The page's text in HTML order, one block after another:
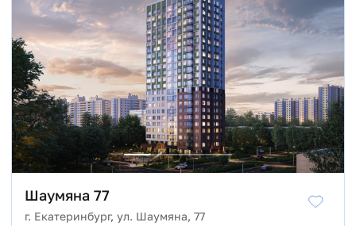
недостатков жилья в самом центре – шума и суеты,
постоянных пробок и проблем с парковками.
Архитектура
Внешний облик проекта «mART» необычен для
Екатеринбурга. Ключевые мотивы архитектуры нового
пространства – современность и благородство. Чистые
грани фасадов выводят всю композицию вверх. Вставки
благородного синего цвета делают дом ярким, но не
кричащим, а законченность цветовой палитре придают
легкие бронзовые вкрапления. Восхищает и форма дома,
действительности же представляющая собой
классическую огранку драгоценных камней. Роскошь
Шаумяна 77
г. Екатеринбург, ул. Шаумяна, 77